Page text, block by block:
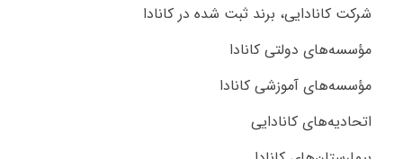
شرکت کانادایی، برند ثبت شده در کانادا
مؤسسه‌های دولتی کانادا
مؤسسه‌های آموزشی کانادا
اتحادیه‌های کانادایی